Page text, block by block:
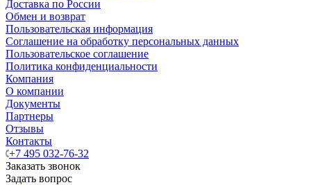
Доставка по России
Обмен и возврат
Пользовательская информация
Соглашение на обработку персональных данных
Пользовательское соглашение
Политика конфиденциальности
Компания
О компании
Документы
Партнеры
Отзывы
Контакты
+7 495 032-76-32
Заказать звонок
Задать вопрос